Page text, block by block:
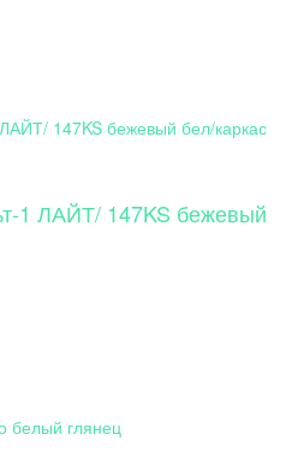
1 ЛАЙТ/ 147KS бежевый